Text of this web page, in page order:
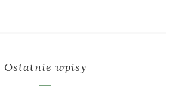
Ostatnie wpisy